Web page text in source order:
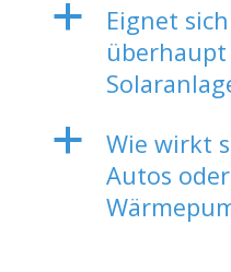
a
Eignet
a
Wie wirkt
Autos oder